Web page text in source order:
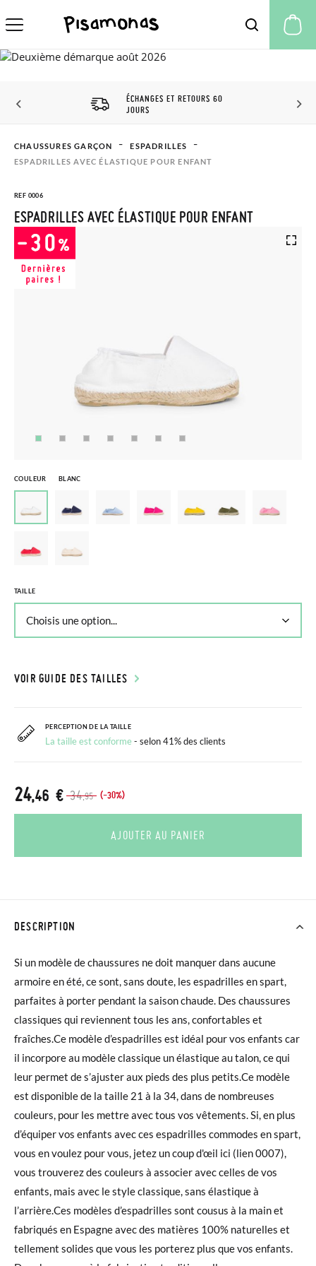
ÉCHANGES ET RETOURS 60
JOURS
CHAUSSURES GARÇON
ESPADRILLES
ESPADRILLES AVEC ÉLASTIQUE POUR ENFANT
REF 0006
ESPADRILLES AVEC ÉLASTIQUE POUR ENFANT
COULEUR BLANC
TAILLE
VOIR GUIDE DES TAILLES
PERCEPTION DE LA TAILLE
La taille est conforme- selon 41% des clients
34,95 (-30%)
24,46 €
AJOUTER AU PANIER
DESCRIPTION
Si un modèle de chaussures ne doit manquer dans aucune
armoire en été, ce sont, sans doute, les espadrilles en spart,
parfaites à porter pendant la saison chaude. Des chaussures
classiques qui reviennent tous les ans, confortables et
fraîches.Ce modèle d’espadrilles est idéal pour vos enfants car
il incorpore au modèle classique un élastique au talon, ce qui
leur permet de s’ajuster aux pieds des plus petits.Ce modèle
est disponible de la taille 21 à la 34, dans de nombreuses
couleurs, pour les mettre avec tous vos vêtements. Si, en plus
d’équiper vos enfants avec ces espadrilles commodes en spart,
vous en voulez pour vous, jetez un coup d'œil ici (lien 0007),
vous trouverez des couleurs à associer avec celles de vos
enfants, mais avec le style classique, sans élastique à
l’arrière.Ces modèles d’espadrilles sont cousus à la main et
fabriqués en Espagne avec des matières 100% naturelles et
tellement solides que vous les porterez plus que vos enfants.